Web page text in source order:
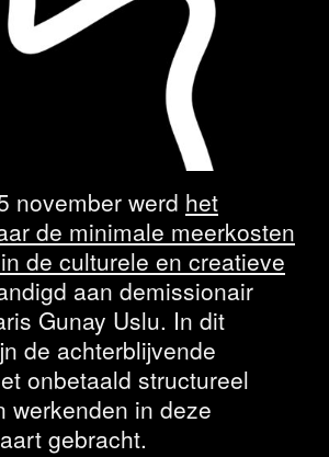
naar de
van fair
november werd het
de minimale meerkosten
de culturele en creatieve
aan demissionair
Gunay Uslu. In dit
de achterblijvende
onbetaald structureel
werkenden in deze
gebracht.